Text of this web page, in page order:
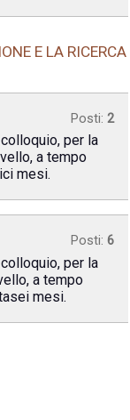
E LA RICERCA
Posti: 2
per la
a tempo
mesi.
Posti: 6
per la
a tempo
mesi.